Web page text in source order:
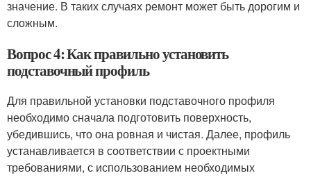
значение. В таких случаях ремонт может быть дорогим и
сложным.
Вопрос 4: Как правильно установить
подставочный профиль
Для правильной установки подставочного профиля
необходимо сначала подготовить поверхность,
убедившись, что она ровная и чистая. Далее, профиль
устанавливается в соответствии с проектными
требованиями, с использованием необходимых